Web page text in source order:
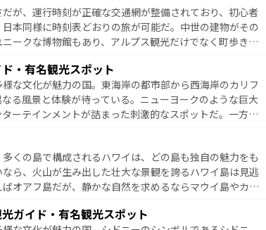
が、運行時刻が正確な交通網が整備されており、初心者
本同様に時刻表どおりの旅が可能だ。中世の建物がその
ークな博物館もあり、アルプス観光だけでなく町歩きも
費無料で観光を楽しむこともできる。 なお、新着
照してほしい。
・有名観光スポット
な文化が魅力の国。東海岸の都市部から西海岸のカリフ
る風景と体験が待っている。ニューヨークのような巨大
ーテインメントが詰まった刺激的なスポットだ。一方、
ューオーリンズでは、音楽と美食が融合した独特の文化
異なる魅力を楽しみながら、その多様性と豊かな歴史を
ードトリップや列車の旅も、アメリカならではの贅沢な
のアメリカ情報はコンテンツ一覧を参照してほしい。
くの島で構成されるハワイは、どの島も独自の魅力をも
ら、火山が生み出した壮大な景観を誇るハワイ島は見逃
オアフ島だが、静かな自然を求めるならマウイ島やカウ
おもてなしの心で訪れる人々を迎えてくれるハワイの
ガイド・有名観光スポット